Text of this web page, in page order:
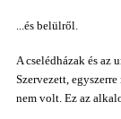
...és belülről.
A cselédházak és az
Szervezett,
nem volt. Ez az